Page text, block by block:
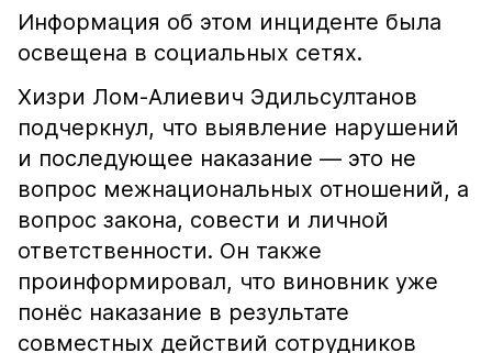
Информация об этом инциденте была
освещена в социальных сетях.
Хизри Лом-Алиевич Эдильсултанов
подчеркнул, что выявление нарушений
и последующее наказание — это не
вопрос межнациональных отношений, а
вопрос закона, совести и личной
ответственности. Он также
проинформировал, что виновник уже
понёс наказание в результате
совместных действий сотрудников